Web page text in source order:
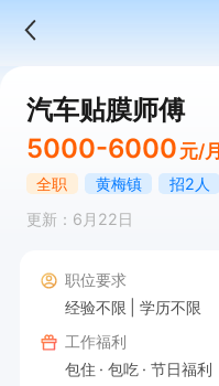
汽车贴膜师傅
5000-6000 元/月
全职 黄梅镇
招2人
更新：6月22日
职位要求
经验不限
学历不限
工作福利
包住
包吃
节日福利